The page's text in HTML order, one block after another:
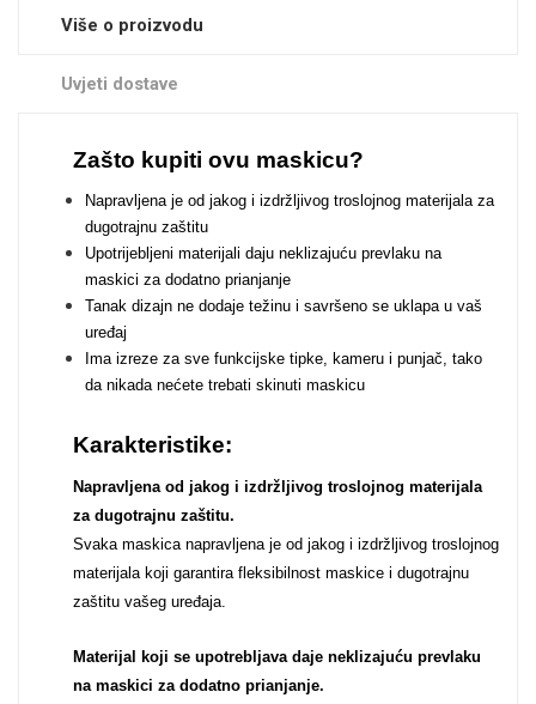
Više o proizvodu
Uvjeti dostave
Zašto kupiti ovu maskicu?
Napravljena je od jakog i izdržljivog troslojnog materijala za
dugotrajnu zaštitu
Upotrijebljeni materijali daju neklizajuću prevlaku na
maskici za dodatno prianjanje
Tanak dizajn ne dodaje težinu i savršeno se uklapa u vaš
uređaj
Ima izreze za sve funkcijske tipke, kameru i punjač, tako
da nikada nećete trebati skinuti maskicu
Karakteristike:
Napravljena od jakog i izdržljivog troslojnog materijala
za dugotrajnu zaštitu.
Svaka maskica napravljena je od jakog i izdržljivog troslojnog
materijala koji garantira fleksibilnost maskice i dugotrajnu
zaštitu vašeg uređaja.
Materijal koji se upotrebljava daje neklizajuću prevlaku
na maskici za dodatno prianjanje.
Doodles Apstraktni motivi
Monogrami Dječji motivi
Za njega Za nju